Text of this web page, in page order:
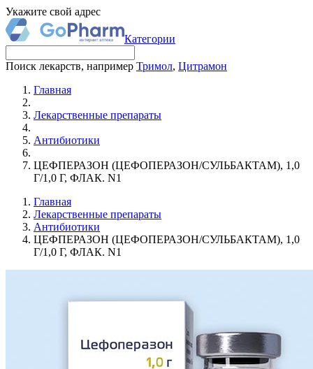
Укажите свой адрес
Категории
Поиск лекарств, например Тримол, Цитрамон
Главная
Лекарственные препараты
Антибиотики
ЦЕФПЕРАЗОН (ЦЕФОПЕРАЗОН/СУЛЬБАКТАМ), 1,0
Г/1,0 Г, ФЛАК. N1
Главная
Лекарственные препараты
Антибиотики
ЦЕФПЕРАЗОН (ЦЕФОПЕРАЗОН/СУЛЬБАКТАМ), 1,0
Г/1,0 Г, ФЛАК. N1